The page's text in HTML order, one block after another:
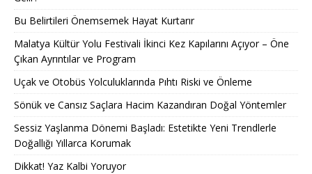
Bu Belirtileri Önemsemek Hayat Kurtarır
Malatya Kültür Yolu Festivali İkinci Kez Kapılarını Açıyor – Öne
Çıkan Ayrıntılar ve Program
Uçak ve Otobüs Yolculuklarında Pıhtı Riski ve Önleme
Sönük ve Cansız Saçlara Hacim Kazandıran Doğal Yöntemler
Sessiz Yaşlanma Dönemi Başladı: Estetikte Yeni Trendlerle
Doğallığı Yıllarca Korumak
Dikkat! Yaz Kalbi Yoruyor